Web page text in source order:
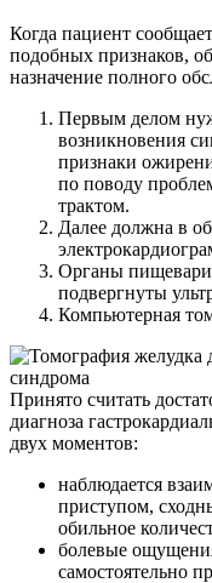
Когда пациент
подобных признаков,
назначение полного
Первым делом
возникновения
признаки
по поводу
трактом.
Далее должна в
Органы
подвергнуты
Компьютерная
Принято считать
диагноза
двух моментов:
наблюдается
приступом,
обильное
болевые
самостоятельно